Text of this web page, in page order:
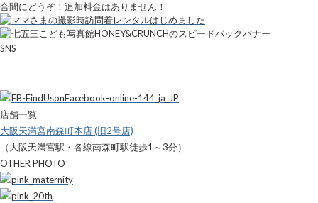
SNS
店舗一覧
大阪天満宮南森町本店 (旧2号店)
（大阪天満宮駅・各線南森町駅徒歩1～3分）
OTHER PHOTO